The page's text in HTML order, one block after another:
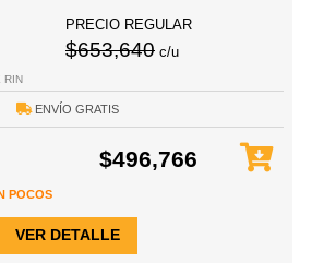
PRECIO REGULAR
$653,640 c/u
RIN
ENVÍO GRATIS
$496,766
POCOS
VER DETALLE